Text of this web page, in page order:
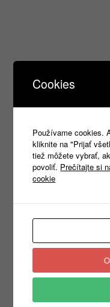
Products
search
Kategórie
Nezaradené(1)
REKLAMNÝ TEXTIL
► PRACOVNÁ OBUV
Ochrana hlavy
Štuple do uší
Slúchadlové
Zásobniky a
Cookies
Používame cookies.
kliknite na "Prijať
tiež môžete vybrať,
povoliť. Prečítajte si
cookie